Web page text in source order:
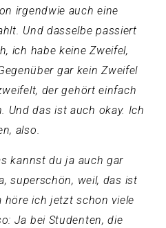
irgendwie auch eine
Und dasselbe passiert
ich habe keine Zweifel,
gar kein Zweifel
der gehört einfach
Und das ist auch okay. Ich
also.
kannst du ja auch gar
superschön, weil, das ist
höre ich jetzt schon viele
Ja bei Studenten, die